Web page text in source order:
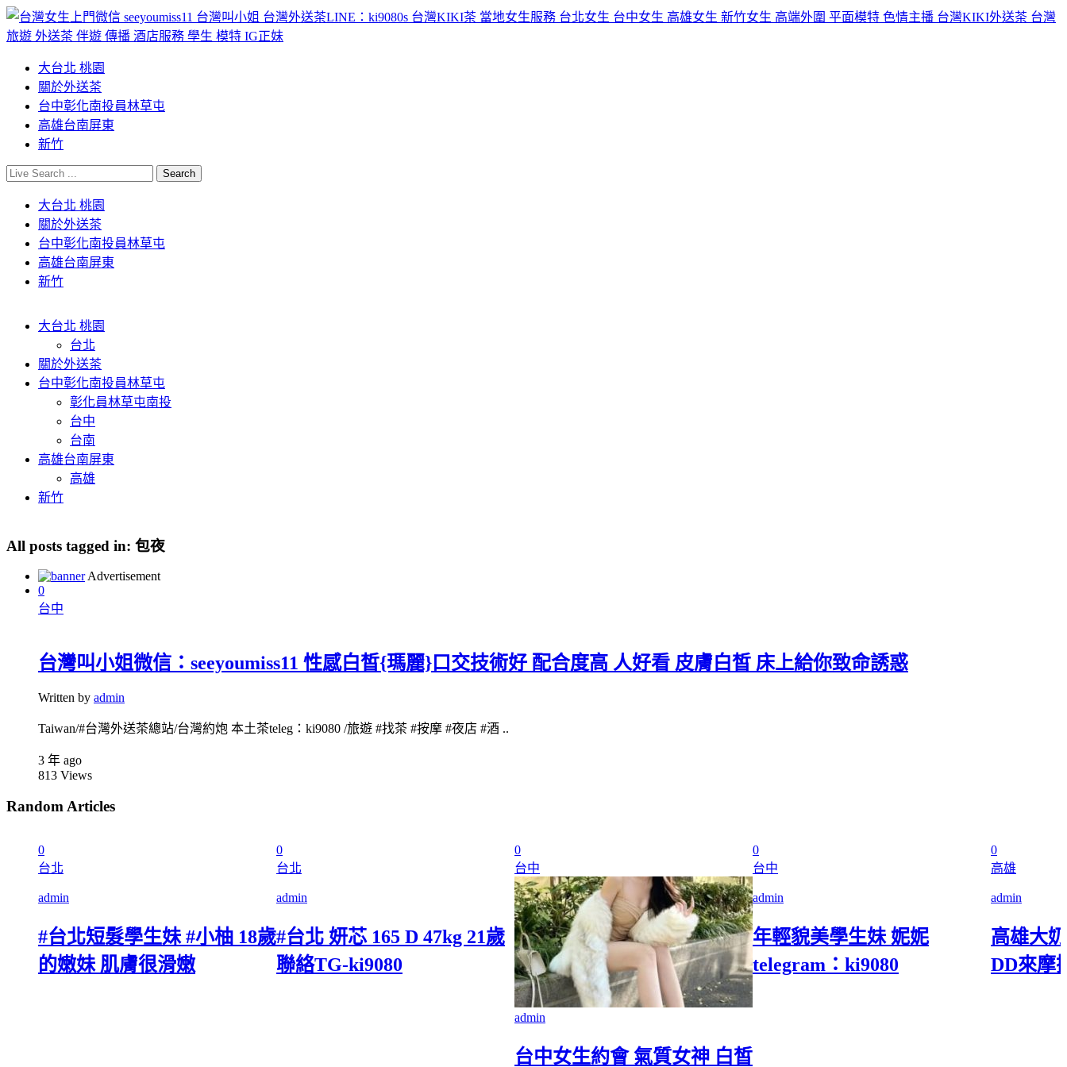
大台北 桃園
關於外送茶
台中彰化南投員林草屯
高雄台南屏東
新竹
大台北 桃園
關於外送茶
台中彰化南投員林草屯
高雄台南屏東
新竹
大台北 桃園
台北
關於外送茶
台中彰化南投員林草屯
彰化員林草屯南投
台中
台南
高雄台南屏東
高雄
新竹
All posts tagged in: 包夜
Advertisement
0
台中
台灣叫小姐微信：seeyoumiss11 性感白皙{瑪麗}口交技術好 配合度高 人好看 皮膚白皙 床上給你致命誘惑
Written by admin
Taiwan/#台灣外送茶總站/台灣約炮 本土茶teleg：ki9080 /旅遊 #找茶 #按摩 #夜店 #酒 ..
3 年 ago
813 Views
Random Articles
0
台北
admin
#台北短髮學生妹 #小柚 18歲
的嫩妹 肌膚很滑嫩
0
台北
admin
#台北 妍芯 165 D 47kg 21歲
聯絡TG-ki9080
0
台中
admin
台中女生約會 氣質女神 白皙
0
台中
admin
年輕貌美學生妹 妮妮
telegram：ki9080
0
高雄
admin
高雄大
DD來摩